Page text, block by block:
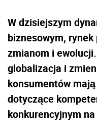
W dzisiejszym
biznesowym, rynek
zmianom i
globalizacja i
konsumentów
dotyczące
konkurencyjnym